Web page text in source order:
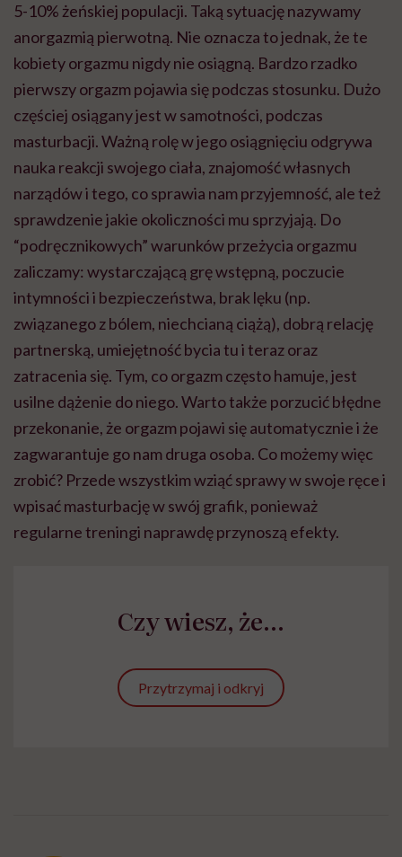
5-10% żeńskiej populacji. Taką sytuację nazywamy
anorgazmią pierwotną. Nie oznacza to jednak, że te
kobiety orgazmu nigdy nie osiągną. Bardzo rzadko
pierwszy orgazm pojawia się podczas stosunku. Dużo
częściej osiągany jest w samotności, podczas
masturbacji. Ważną rolę w jego osiągnięciu odgrywa
nauka reakcji swojego ciała, znajomość własnych
narządów i tego, co sprawia nam przyjemność, ale też
sprawdzenie jakie okoliczności mu sprzyjają. Do
“podręcznikowych” warunków przeżycia orgazmu
zaliczamy: wystarczającą grę wstępną, poczucie
intymności i bezpieczeństwa, brak lęku (np.
związanego z bólem, niechcianą ciążą), dobrą relację
partnerską, umiejętność bycia tu i teraz oraz
zatracenia się. Tym, co orgazm często hamuje, jest
usilne dążenie do niego. Warto także porzucić błędne
przekonanie, że orgazm pojawi się automatycznie i że
zagwarantuje go nam druga osoba. Co możemy więc
zrobić? Przede wszystkim wziąć sprawy w swoje ręce i
wpisać masturbację w swój grafik, ponieważ
regularne treningi naprawdę przynoszą efekty.
Czy wiesz, że...
Przytrzymaj i odkryj